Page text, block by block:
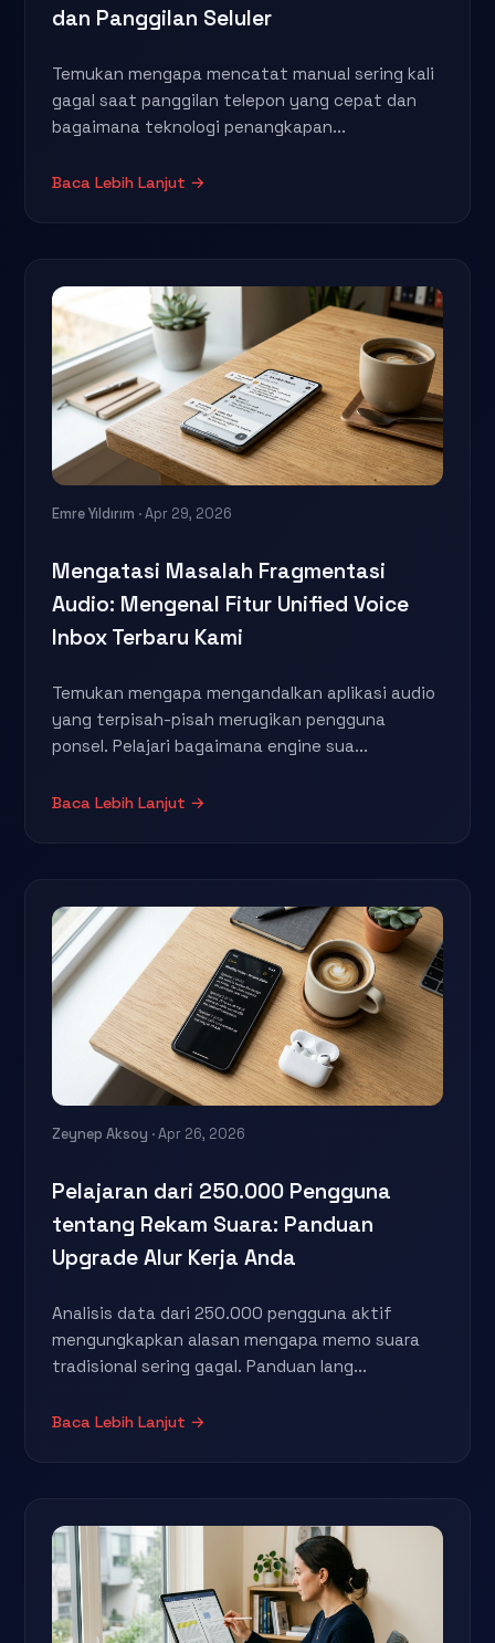
dan Panggilan Seluler
Temukan mengapa mencatat manual sering kali
gagal saat panggilan telepon yang cepat dan
bagaimana teknologi penangkapan...
Baca Lebih Lanjut →
Emre Yıldırım · Apr 29, 2026
Mengatasi Masalah Fragmentasi
Audio: Mengenal Fitur Unified Voice
Inbox Terbaru Kami
Temukan mengapa mengandalkan aplikasi audio
yang terpisah-pisah merugikan pengguna
ponsel. Pelajari bagaimana engine sua...
Baca Lebih Lanjut →
Zeynep Aksoy · Apr 26, 2026
Pelajaran dari 250.000 Pengguna
tentang Rekam Suara: Panduan
Upgrade Alur Kerja Anda
Analisis data dari 250.000 pengguna aktif
mengungkapkan alasan mengapa memo suara
tradisional sering gagal. Panduan lang...
Baca Lebih Lanjut →